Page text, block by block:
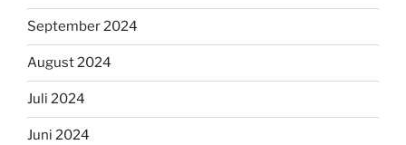
September 2024
August 2024
Juli 2024
Juni 2024